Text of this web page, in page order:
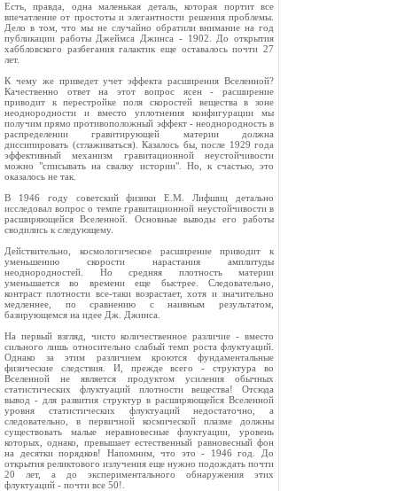
Есть, правда, одна маленькая деталь, которая портит все
впечатление от простоты и элегантности решения проблемы.
Дело в том, что мы не случайно обратили внимание на год
публикации работы Джеймса Джинса - 1902. До открытия
хаббловского разбегания галактик еще оставалось почти 27
лет.
К чему же приведет учет эффекта расширения Вселенной?
Качественно ответ на этот вопрос ясен - расширение
приводит к перестройке поля скоростей вещества в зоне
неоднородности и вместо уплотнения конфигурации мы
получим прямо противоположный эффект - неоднородность в
распределении гравитирующей материи должна
диссипировать (сглаживаться). Казалось бы, после 1929 года
эффективный механизм гравитационной неустойчивости
можно "списывать на свалку истории". Но, к счастью, это
оказалось не так.
В 1946 году советский физики Е.М. Лифшиц детально
исследовал вопрос о темпе гравитационной неустойчивости в
расширяющейся Вселенной. Основные выводы его работы
сводились к следующему.
Действительно, космологическое расширение приводит к
уменьшению скорости нарастания амплитуды
неоднородностей. Но средняя плотность материи
уменьшается во времени еще быстрее. Следовательно,
контраст плотности все-таки возрастает, хотя и значительно
медленнее, по сравнению с наивным результатом,
базирующемся на идее Дж. Джинса.
На первый взгляд, чисто количественное различие - вместо
сильного лишь относительно слабый темп роста флуктуаций.
Однако за этим различием кроются фундаментальные
физические следствия. И, прежде всего - структура во
Вселенной не является продуктом усиления обычных
статистических флуктуаций плотности вещества! Отсюда
вывод - для развития структур в расширяющейся Вселенной
уровня статистических флуктуаций недостаточно, а
следовательно, в первичной космической плазме должны
существовать малые неравновесные флуктуации, уровень
которых, однако, превышает естественный равновесный фон
на десятки порядков! Напомним, что это - 1946 год. До
открытия реликтового излучения еще нужно подождать почти
20 лет, а до экспериментального обнаружения этих
флуктуаций - почти все 50!.